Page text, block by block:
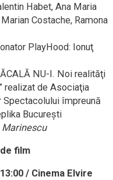
Habet, Ana Maria
Costache, Ramona
PlayHood: Ionuţ
NU-I. Noi realităţi
realizat de Asociaţia
Spectacolului împreună
Bucureşti
film
/ Cinema Elvire